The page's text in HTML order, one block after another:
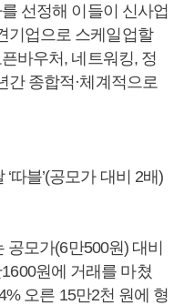
선정해 이들이 신사업
기업으로 스케일업할
바우처, 네트워킹, 정
간 종합적·체계적으로
따블’(공모가 대비 2배)
공모가(6만500원) 대비
원에 거래를 마쳤
오른 15만2천 원에 형